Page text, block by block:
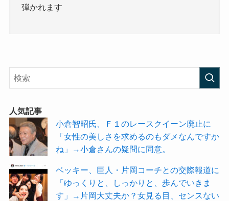
弾かれます
人気記事
小倉智昭氏、Ｆ１のレースクイーン廃止に
「女性の美しさを求めるのもダメなんですか
ね」→小倉さんの疑問に同意。
ベッキー、巨人・片岡コーチとの交際報道に
「ゆっくりと、しっかりと、歩んでいきま
す」→片岡大丈夫か？女見る目、センスない